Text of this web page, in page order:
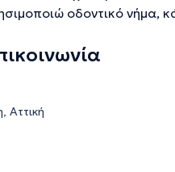
οδοντικό νήμα,
Αττική